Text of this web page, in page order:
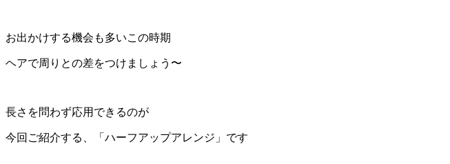
お出かけする機会も多いこの時期
ヘアで周りとの差をつけましょう〜
長さを問わず応用できるのが
今回ご紹介する、「ハーフアップアレンジ」です